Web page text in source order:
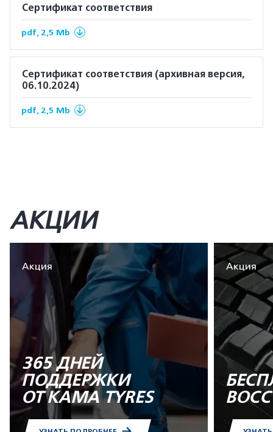
Сертификат соответствия
pdf, 2,5 Mb
Сертификат соответствия (архивная версия,
06.10.2024)
pdf, 2,5 Mb
АКЦИИ
Акция
365 ДНЕЙ
ПОДДЕРЖКИ
ОТ KAMA TYRES
Акция